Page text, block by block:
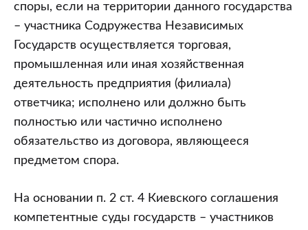
споры, если на территории данного государства
– участника Содружества Независимых
Государств осуществляется торговая,
промышленная или иная хозяйственная
деятельность предприятия (филиала)
ответчика; исполнено или должно быть
полностью или частично исполнено
обязательство из договора, являющееся
предметом спора.
На основании п. 2 ст. 4 Киевского соглашения
компетентные суды государств – участников